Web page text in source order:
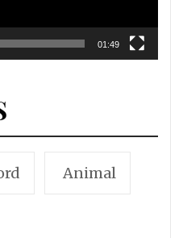
01:49
Animal